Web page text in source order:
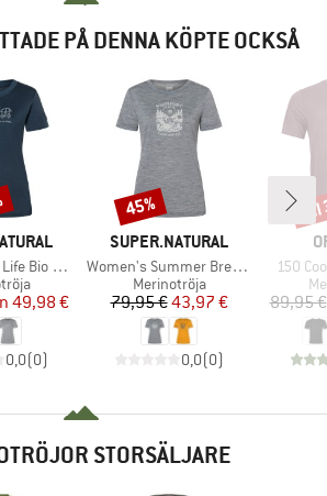
PÅ DENNA KÖPTE OCKSÅ
Tee
pris
49,98 €
0,0(0)
VARUMÄRKE
SUPER.NATURAL
Produkter
Women's Summer Break Tee
Produktgrupp
Merinotröja
Pris
79,95 €Reducerat pris
43,97 €
0,0(0)
Rabatt
45%
150
89,95 €
STORSÄLJARE